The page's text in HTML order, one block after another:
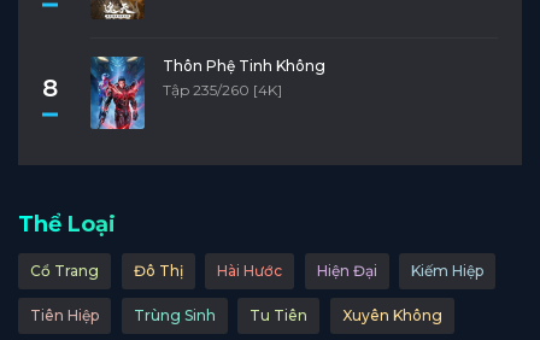
8
Thôn Phệ Tinh Không
Tập 235/260 [4K]
Thể Loại
Cổ Trang Đô Thị Hài Hước Hiện Đại Kiếm Hiệp
Tiên Hiệp Trùng Sinh Tu Tiên Xuyên Không